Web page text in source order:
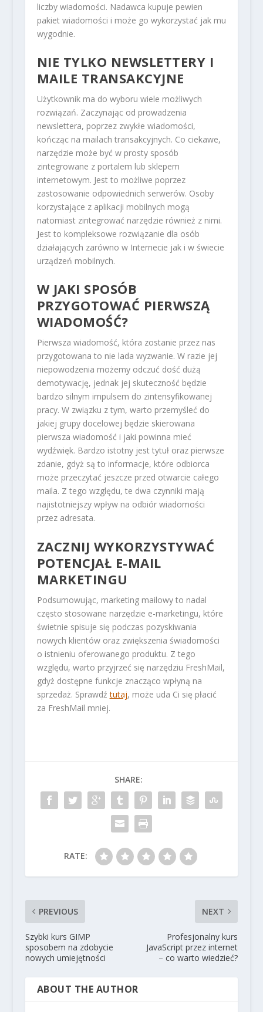
liczby wiadomości. Nadawca kupuje pewien
pakiet wiadomości i może go wykorzystać jak mu
wygodnie.
NIE TYLKO NEWSLETTERY I
MAILE TRANSAKCYJNE
Użytkownik ma do wyboru wiele możliwych
rozwiązań. Zaczynając od prowadzenia
newslettera, poprzez zwykłe wiadomości,
kończąc na mailach transakcyjnych. Co ciekawe,
narzędzie może być w prosty sposób
zintegrowane z portalem lub sklepem
internetowym. Jest to możliwe poprzez
zastosowanie odpowiednich serwerów. Osoby
korzystające z aplikacji mobilnych mogą
natomiast zintegrować narzędzie również z nimi.
Jest to kompleksowe rozwiązanie dla osób
działających zarówno w Internecie jak i w świecie
urządzeń mobilnych.
W JAKI SPOSÓB
PRZYGOTOWAĆ PIERWSZĄ
WIADOMOŚĆ?
Pierwsza wiadomość, która zostanie przez nas
przygotowana to nie lada wyzwanie. W razie jej
niepowodzenia możemy odczuć dość dużą
demotywację, jednak jej skuteczność będzie
bardzo silnym impulsem do zintensyfikowanej
pracy. W związku z tym, warto przemyśleć do
jakiej grupy docelowej będzie skierowana
pierwsza wiadomość i jaki powinna mieć
wydźwięk. Bardzo istotny jest tytuł oraz pierwsze
zdanie, gdyż są to informacje, które odbiorca
może przeczytać jeszcze przed otwarcie całego
maila. Z tego względu, te dwa czynniki mają
najistotniejszy wpływ na odbiór wiadomości
przez adresata.
ZACZNIJ WYKORZYSTYWAĆ
POTENCJAŁ E-MAIL
MARKETINGU
Podsumowując, marketing mailowy to nadal
często stosowane narzędzie e-marketingu, które
świetnie spisuje się podczas pozyskiwania
nowych klientów oraz zwiększenia świadomości
o istnieniu oferowanego produktu. Z tego
względu, warto przyjrzeć się narzędziu FreshMail,
gdyż dostępne funkcje znacząco wpłyną na
sprzedaż. Sprawdźtutaj, może uda Ci się płacić
za FreshMail mniej.
SHARE:
RATE:
PREVIOUS
Szybki kurs GIMP
sposobem na zdobycie
nowych umiejętności
NEXT
Profesjonalny kurs
JavaScript przez internet
– co warto wiedzieć?
ABOUT THE AUTHOR